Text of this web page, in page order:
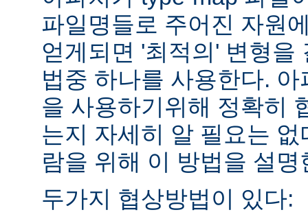
파일명들로 주어진 자원
얻게되면 '최적의' 변형을
법중 하나를 사용한다.
을 사용하기위해 정확히
는지 자세히 알 필요는
람을 위해 이 방법을 설명
두가지 협상방법이 있다: